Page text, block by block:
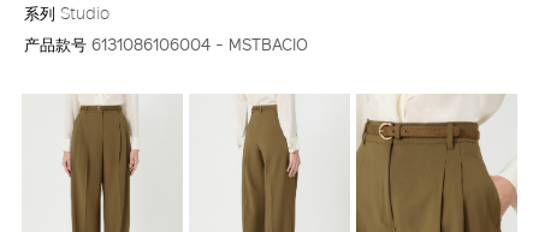
系列 Studio
产品款号 6131086106004 - MSTBACIO